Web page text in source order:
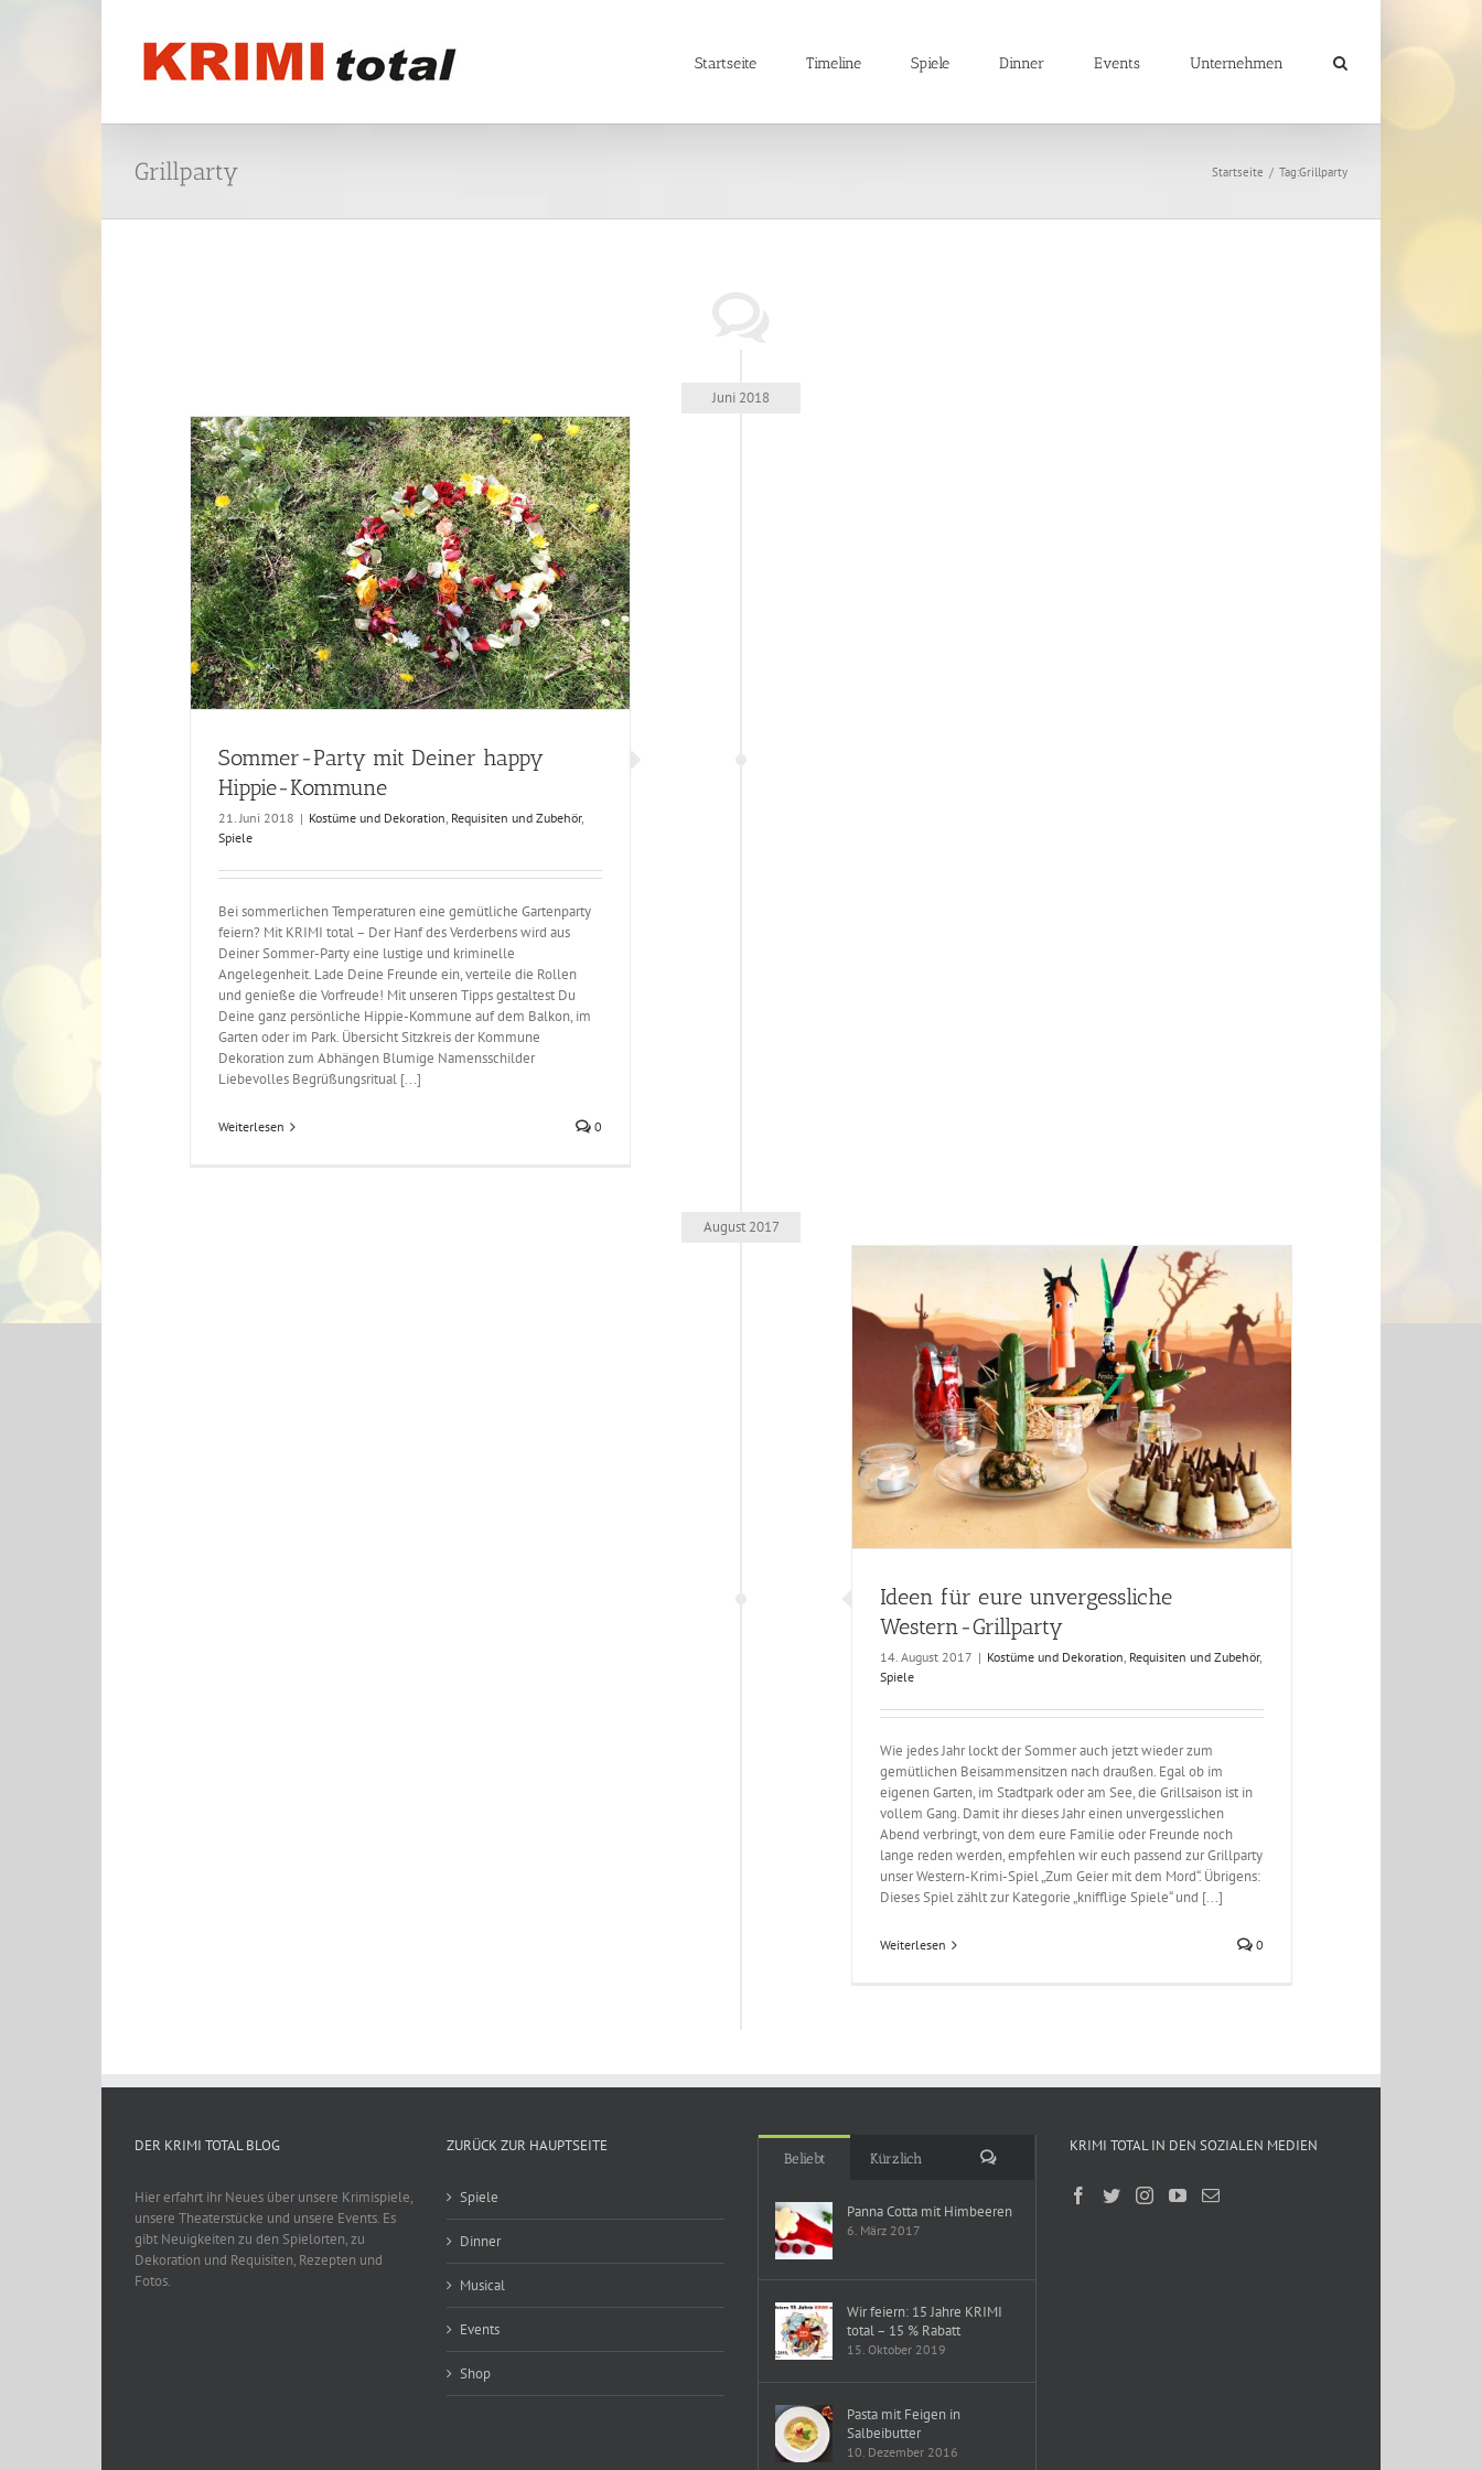
Startseite Timeline Spiele Dinner Events Unternehmen
Grillparty Startseite / Tag:Grillparty
Juni 2018
Sommer-Party mit Deiner happy
Hippie-Kommune
21. Juni 2018 | Kostüme und Dekoration, Requisiten und Zubehör,
Spiele
Bei sommerlichen Temperaturen eine gemütliche Gartenparty
feiern? Mit KRIMI total – Der Hanf des Verderbens wird aus
Deiner Sommer-Party eine lustige und kriminelle
Angelegenheit. Lade Deine Freunde ein, verteile die Rollen
und genieße die Vorfreude! Mit unseren Tipps gestaltest Du
Deine ganz persönliche Hippie-Kommune auf dem Balkon, im
Garten oder im Park. Übersicht Sitzkreis der Kommune
Dekoration zum Abhängen Blumige Namensschilder
Liebevolles Begrüßungsritual [...]
Weiterlesen 0
August 2017
Ideen für eure unvergessliche
Western-Grillparty
14. August 2017 | Kostüme und Dekoration Requisiten und Zubehör,
Spiele
Wie jedes Jahr lockt der Sommer auch jetzt wieder zum
gemütlichen Beisammensitzen nach draußen. Egal ob im
eigenen Garten, im Stadtpark oder am See, die Grillsaison ist in
vollem Gang. Damit ihr dieses Jahr einen unvergesslichen
Abend verbringt, von dem eure Familie oder Freunde noch
lange reden werden, empfehlen wir euch passend zur Grillparty
unser Western-Krimi-Spiel „Zum Geier mit dem Mord“. Übrigens:
Dieses Spiel zählt zur Kategorie „knifflige Spiele“ und [...]
Weiterlesen 0
DER KRIMI TOTAL BLOG
Hier erfahrt ihr Neues über unsere Krimispiele,
unsere Theaterstücke und unsere Events. Es
gibt Neuigkeiten zu den Spielorten, zu
Dekoration und Requisiten, Rezepten und
Fotos.
ZURÜCK ZUR HAUPTSEITE
Spiele
Dinner
Musical
Events
Shop
Beliebt Kürzlich
Panna Cotta mit Himbeeren
6. März 2017
Wir feiern: 15 Jahre KRIMI
total – 15 % Rabatt
15. Oktober 2019
Pasta mit Feigen in
Salbeibutter
10. Dezember 2016
KRIMI TOTAL IN DEN SOZIALEN MEDIEN